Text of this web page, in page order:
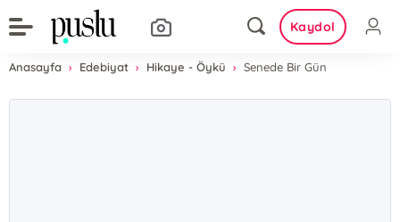
Kaydol
Anasayfa Edebiyat Hikaye - Öykü Senede Bir Gün